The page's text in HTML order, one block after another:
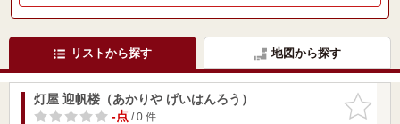
リストから探す 地図から探す
お気に入
りに追加
灯屋 迎帆楼（あかりや げいはんろう）
-点/ 0 件